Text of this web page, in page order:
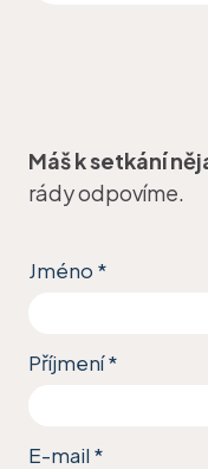
Máš k setkání
rády odpovíme.
Jméno *
Příjmení*
E-mail *